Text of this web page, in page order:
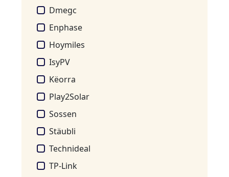
Dmegc
Enphase
Hoymiles
IsyPV
Këorra
Play2Solar
Sossen
Stäubli
Technideal
TP-Link